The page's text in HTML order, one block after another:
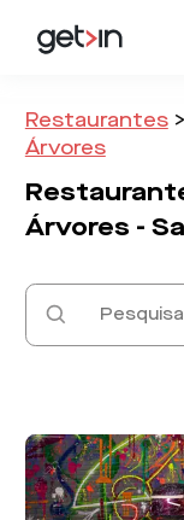
Restaurantes >
Árvores
Árvores -